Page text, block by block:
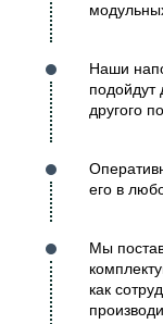
Наши
другого
его в
Мы
как